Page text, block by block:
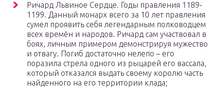
Ричард Львиное Сердце. Годы правления 1189-
1199. Данный монарх всего за 10 лет правления
сумел проявить себя легендарным полководцем
всех времён и народов. Ричард сам участвовал в
боях, личным примером демонстрируя мужество
и отвагу. Погиб достаточно нелепо – его
поразила стрела одного из рыцарей его вассала,
который отказался выдать своему королю часть
найденного на его территории клада;